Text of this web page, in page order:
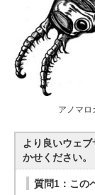
アノマロ
より良いウェ
かせください。
質問1：この